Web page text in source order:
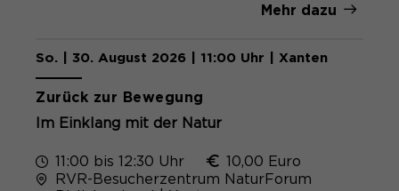
Mehr dazu
So. | 30. August 2026 | 11:00 Uhr | Xanten
Zurück zur Bewegung
Im Einklang mit der Natur
11:00 bis 12:30 Uhr
10,00 Euro
RVR-Besucherzentrum NaturForum